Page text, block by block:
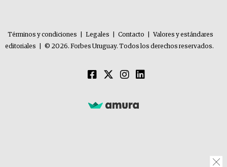
Términos y condiciones Legales Contacto
Valores y estándares
editoriales
© 2026. Forbes Uruguay. Todos los derechos reservados.